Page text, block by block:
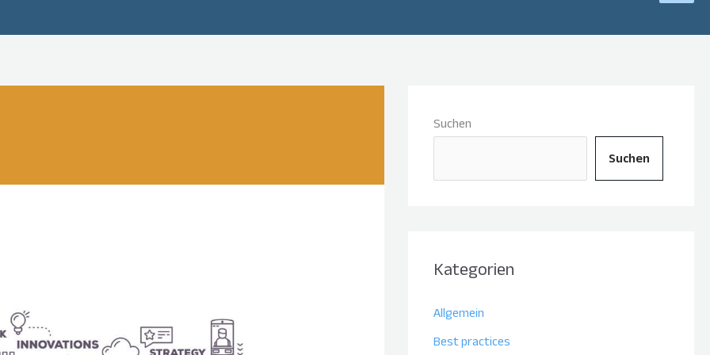
Suchen
Suchen
Kategorien
Allgemein
Best practices